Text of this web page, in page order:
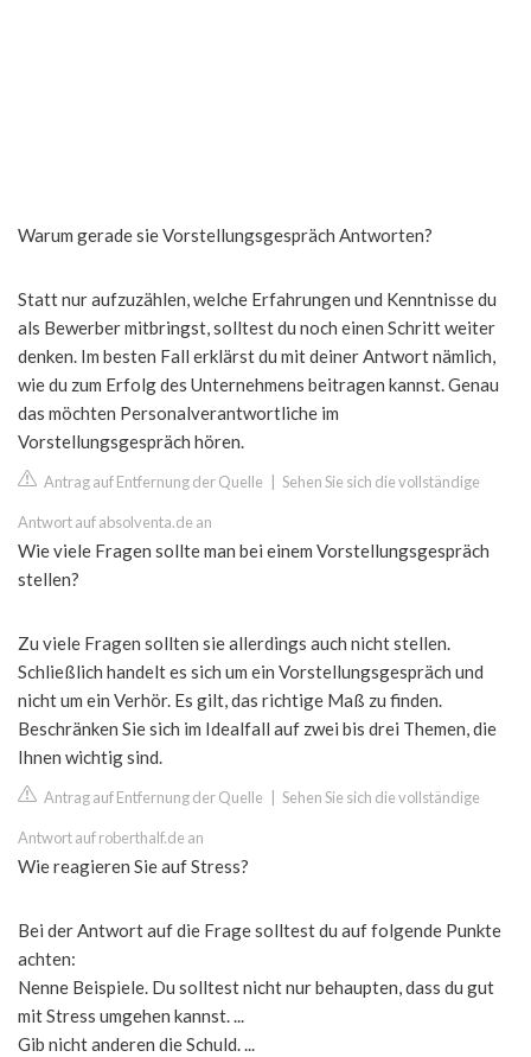
Warum gerade sie Vorstellungsgespräch Antworten?
Statt nur aufzuzählen, welche Erfahrungen und Kenntnisse du
als Bewerber mitbringst, solltest du noch einen Schritt weiter
denken. Im besten Fall erklärst du mit deiner Antwort nämlich,
wie du zum Erfolg des Unternehmens beitragen kannst. Genau
das möchten Personalverantwortliche im
Vorstellungsgespräch hören.
Antrag auf Entfernung der Quelle Sehen Sie sich die vollständige
Antwort auf absolventa.de an
Wie viele Fragen sollte man bei einem Vorstellungsgespräch
stellen?
Zu viele Fragen sollten sie allerdings auch nicht stellen.
Schließlich handelt es sich um ein Vorstellungsgespräch und
nicht um ein Verhör. Es gilt, das richtige Maß zu finden.
Beschränken Sie sich im Idealfall auf zwei bis drei Themen, die
Ihnen wichtig sind.
Antrag auf Entfernung der Quelle Sehen Sie sich die vollständige
Antwort auf roberthalf.de an
Wie reagieren Sie auf Stress?
Bei der Antwort auf die Frage solltest du auf folgende Punkte
achten:
Nenne Beispiele. Du solltest nicht nur behaupten, dass du gut
mit Stress umgehen kannst. ...
Gib nicht anderen die Schuld. ...